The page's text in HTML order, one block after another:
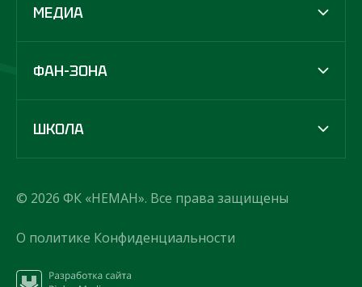
МЕДИА
ФАН-ЗОНА
ШКОЛА
© 2026 ФК «НЕМАН». Все права защищены
О политике Конфиденциальности